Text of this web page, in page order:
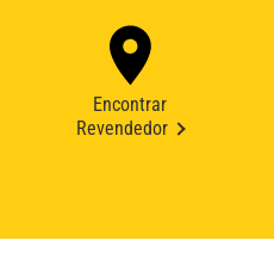
Encontrar
Revendedor